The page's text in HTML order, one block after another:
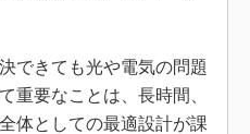
できても光や電気の問題
重要なことは、長時間、
体としての最適設計が課